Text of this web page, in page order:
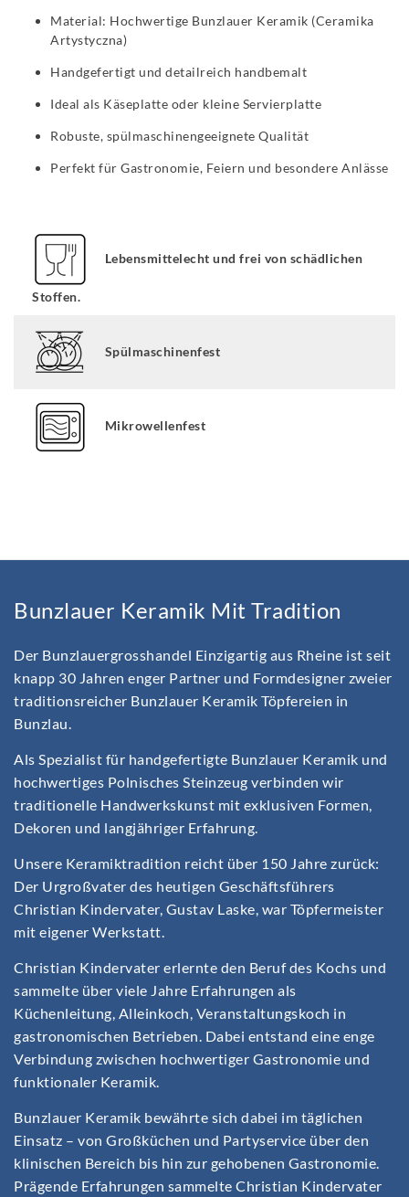
Material: Hochwertige Bunzlauer Keramik (Ceramika
Artystyczna)
Handgefertigt und detailreich handbemalt
Ideal als Käseplatte oder kleine Servierplatte
Robuste, spülmaschinengeeignete Qualität
Perfekt für Gastronomie, Feiern und besondere Anlässe
Lebensmittelecht und frei von schädlichen
Stoffen.
Spülmaschinenfest
Mikrowellenfest
Bunzlauer Keramik Mit Tradition
Der Bunzlauergrosshandel Einzigartig aus Rheine ist seit
knapp 30 Jahren enger Partner und Formdesigner zweier
traditionsreicher Bunzlauer Keramik Töpfereien in
Bunzlau.
Als Spezialist für handgefertigte Bunzlauer Keramik und
hochwertiges Polnisches Steinzeug verbinden wir
traditionelle Handwerkskunst mit exklusiven Formen,
Dekoren und langjähriger Erfahrung.
Unsere Keramiktradition reicht über 150 Jahre zurück:
Der Urgroßvater des heutigen Geschäftsführers
Christian Kindervater, Gustav Laske, war Töpfermeister
mit eigener Werkstatt.
Christian Kindervater erlernte den Beruf des Kochs und
sammelte über viele Jahre Erfahrungen als
Küchenleitung, Alleinkoch, Veranstaltungskoch in
gastronomischen Betrieben. Dabei entstand eine enge
Verbindung zwischen hochwertiger Gastronomie und
funktionaler Keramik.
Bunzlauer Keramik bewährte sich dabei im täglichen
Einsatz – von Großküchen und Partyservice über den
klinischen Bereich bis hin zur gehobenen Gastronomie.
Prägende Erfahrungen sammelte Christian Kindervater